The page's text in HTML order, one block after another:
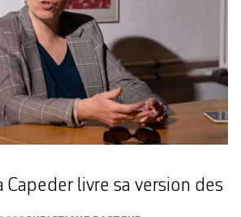
Capeder livre sa version des